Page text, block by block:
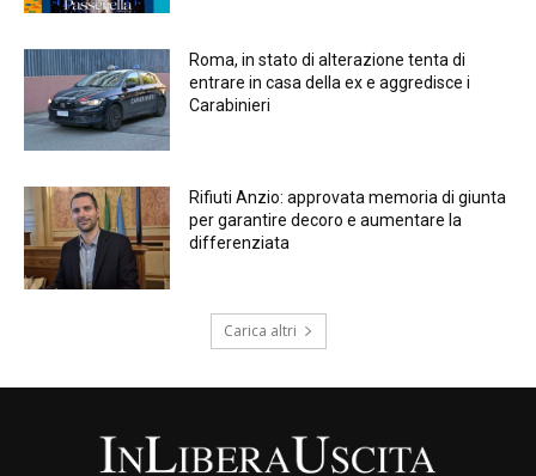
Roma, in stato di alterazione tenta di
entrare in casa della ex e aggredisce i
Carabinieri
Rifiuti Anzio: approvata memoria di giunta
per garantire decoro e aumentare la
differenziata
Carica altri